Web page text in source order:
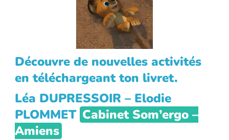
Découvre de nouvelles activités
en téléchargeant ton livret.
Léa DUPRESSOIR – Elodie
PLOMMET Cabinet Som’ergo –
Amiens